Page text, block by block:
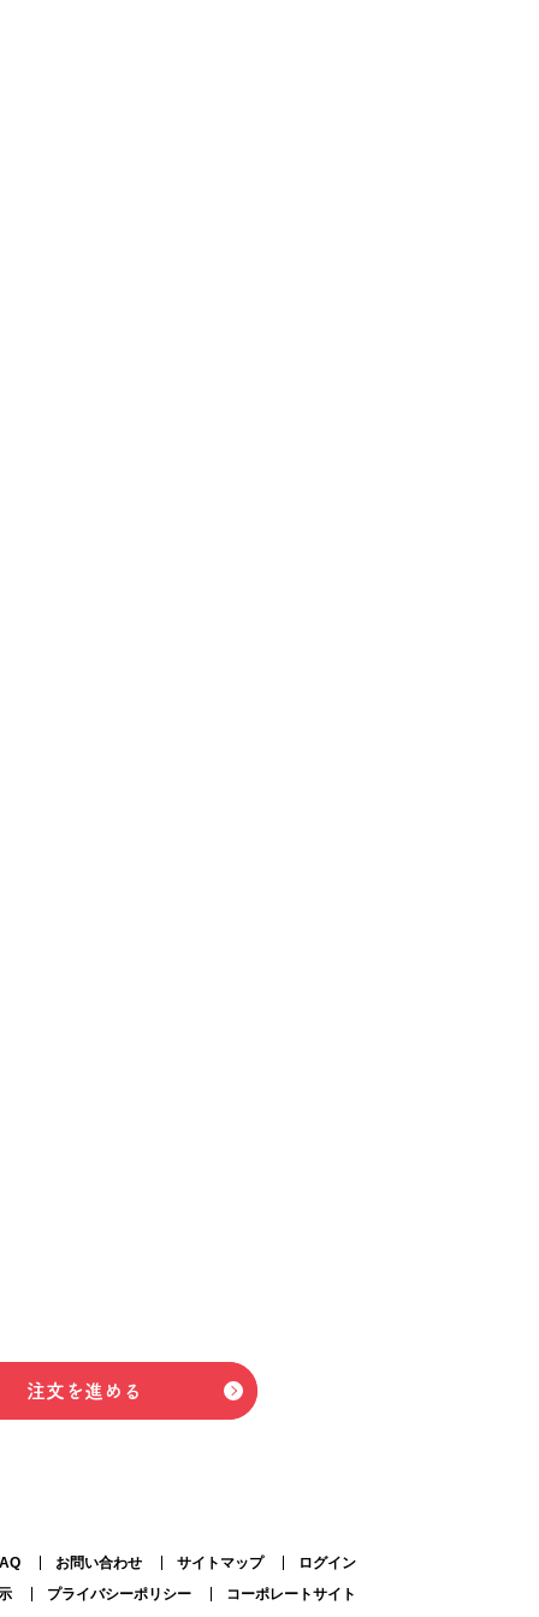
注文を進める
お問い合わせ サイトマップ
ログイン
プライバシーポリシー コーポレートサイト